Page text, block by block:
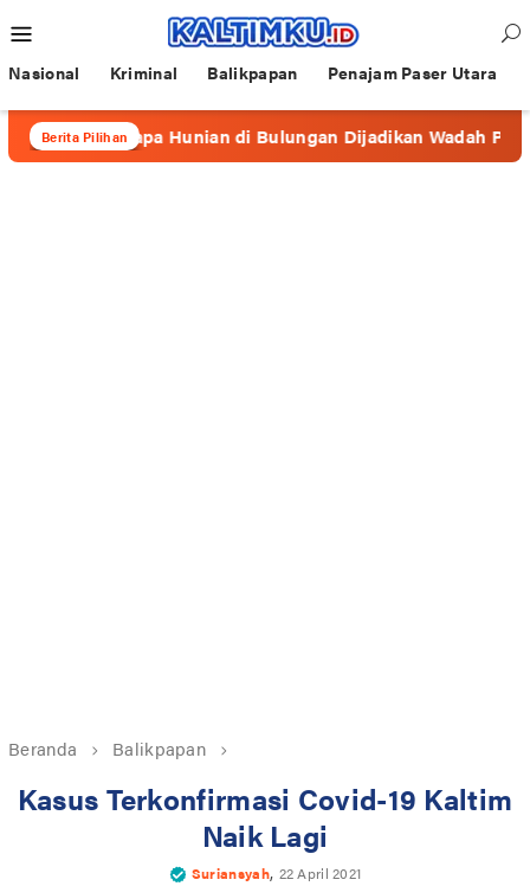
ke
kontenMobile
Nasional Kriminal Balikpapan Penajam Paser Utara
Berita Pilihan
Beberapa Hunian di Bulungan Dijadikan Wadah Prostitusi
Beranda Balikpapan
Kasus Terkonfirmasi Covid-19 Kaltim
Naik Lagi
Suriansyah, 22 April 2021